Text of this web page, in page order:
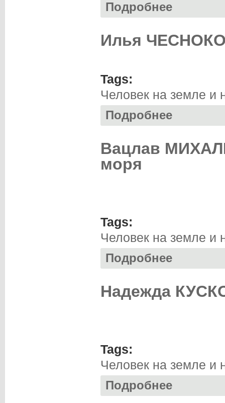
Подробнее
Илья
Tags:
Человек на земле и
Подробнее
Вацлав
моря
Tags:
Человек на земле и
Подробнее
Надежда
Tags:
Человек на земле и
Подробнее